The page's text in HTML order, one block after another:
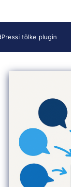
tõlke plugin